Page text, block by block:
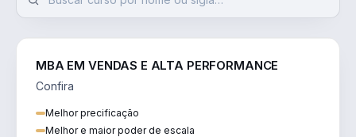
MBA EM VENDAS E ALTA PERFORMANCE
Confira
Melhor precificação
Melhor e maior poder de escala